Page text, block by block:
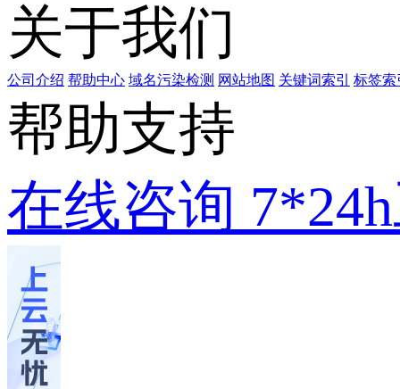
关于我们
公司介绍 帮助中心 域名污染检测 网站地图 关键词索引 标签索
帮助支持
在线咨询